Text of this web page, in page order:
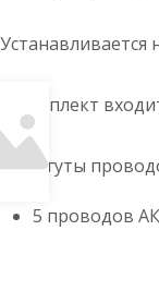
Устанавливается
в комплект
Жгуты
5 проводов